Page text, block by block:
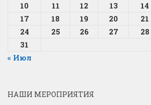
10
11 12 13 14
17
18 19 20 21
24
25 26 27 28
31
« Июл
НАШИ МЕРОПРИЯТИЯ